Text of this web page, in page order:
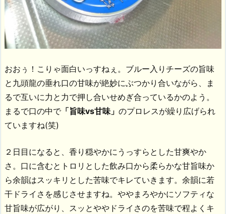
おおぅ！こりゃ面白いっすねぇ。ブルー入りチーズの旨味
と九頭龍の垂れ口の甘味が絶妙にぶつかり合いながら、ま
るで互いに力と力で押し合いせめぎ合っているかのよう。
まるで口の中で「旨味vs甘味」 のプロレスが繰り広げられ
ていますね(笑)
２日目になると、香り穏やかにうっすらとした甘爽やか
さ。口に含むとトロリとした飲み口から柔らかな甘旨味か
ら余韻はスッキリとした苦味でキレていきます。余韻に若
干ドライさを感じさせますね。ややまろやかにソフティな
甘旨味が広がり、スッとややドライさのを苦味で程よくキ